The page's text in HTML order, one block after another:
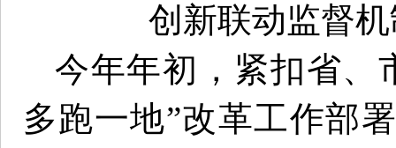
创新联动监督
今年年初，紧扣省、
多跑一地”改革工作部